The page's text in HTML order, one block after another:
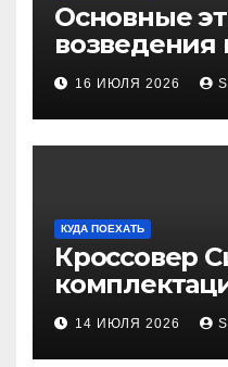
Основные
возведения
16 ИЮЛЯ 2026
КУДА ПОЕХАТЬ
Кроссовер
14 ИЮЛЯ 2026